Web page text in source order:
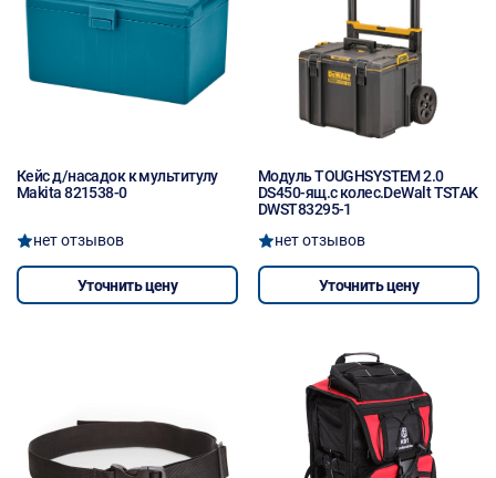
Кейс д/насадок к мультитулу
Makita 821538-0
нет отзывов
Уточнить цену
Модуль TOUGHSYSTEM 2.0
DS450-ящ.с колес.DeWalt TSTAK
DWST83295-1
нет отзывов
Уточнить цену